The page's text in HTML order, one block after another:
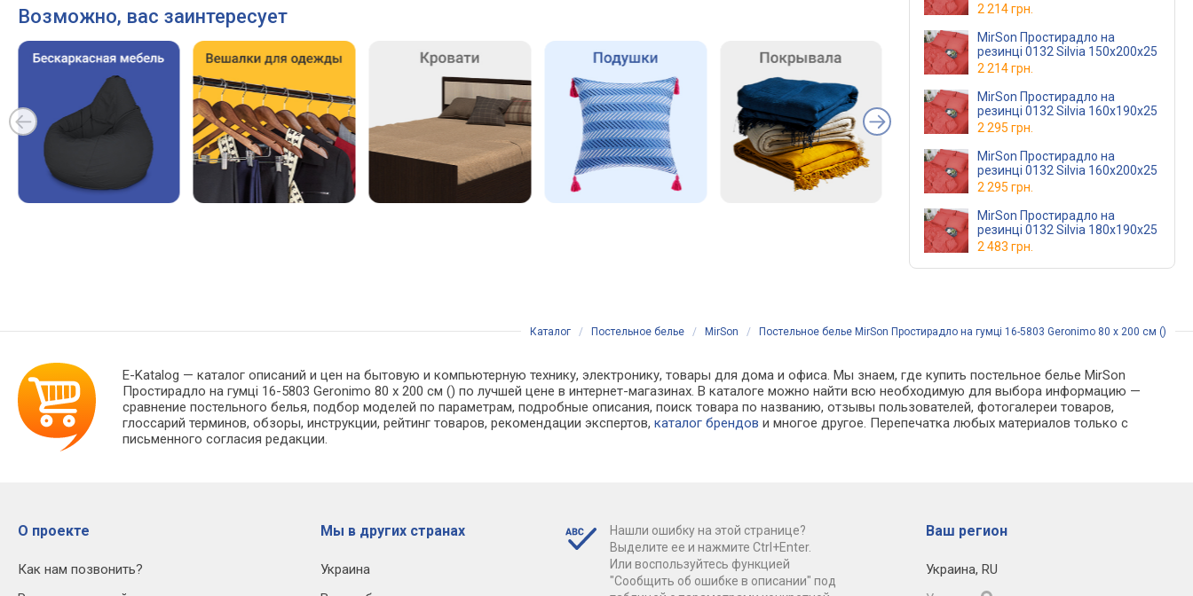
Возможно, вас заинтересует
2 214 грн.
MirSon Простирадло на
резинці 0132 Silvia 150х200х25
2 214 грн.
MirSon Простирадло на
резинці 0132 Silvia 160х190х25
2 295 грн.
MirSon Простирадло на
резинці 0132 Silvia 160х200х25
2 295 грн.
MirSon Простирадло на
резинці 0132 Silvia 180х190х25
2 483 грн.
Каталог / Постельное белье / MirSon / Постельное белье MirSon Простирадло на гумці 16-5803 Geronimo 80 х 200 см ()
E-Katalog — каталог описаний и цен на бытовую и компьютерную технику, электронику, товары для дома и офиса. Мы знаем, где купить постельное белье MirSon
Простирадло на гумці 16-5803 Geronimo 80 х 200 см () по лучшей цене в интернет-магазинах. В каталоге можно найти всю необходимую для выбора информацию —
сравнение постельного белья, подбор моделей по параметрам, подробные описания, поиск товара по названию, отзывы пользователей, фотогалереи товаров,
глоссарий терминов, обзоры, инструкции, рейтинг товаров, рекомендации экспертов,каталог брендов и многое другое. Перепечатка любых материалов только с
письменного согласия редакции.
О проекте
Как нам позвонить?
Мы в других странах
Украина
Нашли ошибку на этой странице?
Выделите ее и нажмите Ctrl+Enter.
Или воспользуйтесь функцией
"Сообщить об ошибке в описании" под
Ваш регион
Украина, RU